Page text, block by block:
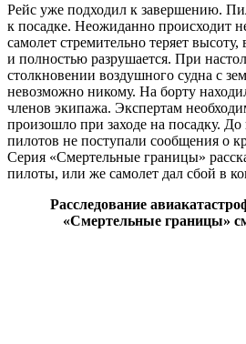
Рейс уже подходил к завершению.
к посадке. Неожиданно происходит
самолет стремительно теряет высоту,
и полностью разрушается. При
столкновении воздушного судна с
невозможно никому. На борту
членов экипажа. Экспертам
произошло при заходе на посадку. До
пилотов не поступали сообщения о
Серия «Смертельные границы»
пилоты, или же самолет дал сбой в
Расследование
«Смертельные границы»